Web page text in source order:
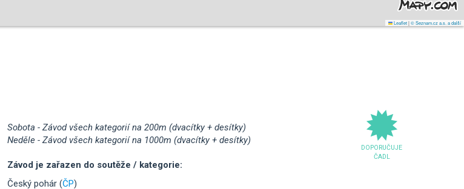
Leaflet|© Seznam.cz a.s. a další
DOPORUČUJE
ČADL
Sobota - Závod všech kategorií na 200m (dvacítky + desítky)
Neděle - Závod všech kategorií na 1000m (dvacítky + desítky)
Závod je zařazen do soutěže / kategorie:
Český pohár (ČP)